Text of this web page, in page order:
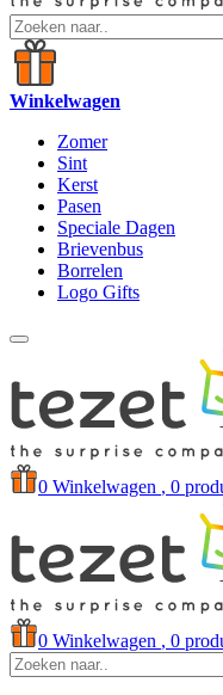
Winkelwagen
Zomer
Sint
Kerst
Pasen
Speciale Dagen
Brievenbus
Borrelen
Logo Gifts
0 Winkelwagen , 0
0 Winkelwagen , 0